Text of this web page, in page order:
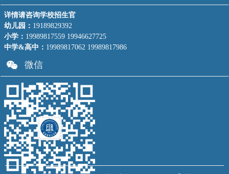
详情请咨询学校招生官
幼儿园： 19189829392
小学： 19989817559 19946627725
中学&高中： 19989817062 19989817986
微信
너